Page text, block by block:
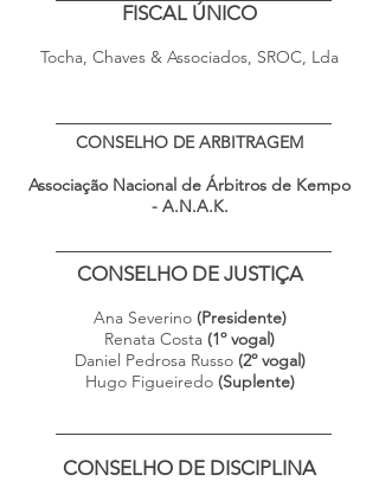
FISCAL ÚNICO
Tocha, Chaves & Associados, SROC, Lda
CONSELHO DE ARBITRAGEM
Associação Nacional de Árbitros de Kempo
- A.N.A.K.
CONSELHO DE JUSTIÇA
Ana Severino(Presidente)
Renata Costa (1º vogal)
Daniel Pedrosa Russo (2º vogal)
Hugo Figueiredo (Suplente)
CONSELHO DE DISCIPLINA